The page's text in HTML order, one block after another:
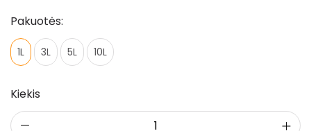
Pirkimo taisyklės
Pakuotės:
1L 3L 5L 10L
Kiekis